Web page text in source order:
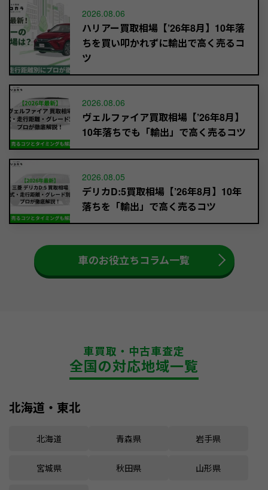
2026.08.06
ハリアー買取相場【’26年8月】10年落
ちを買い叩かれずに輸出で高く売るコ
ツ
2026.08.06
ヴェルファイア買取相場【’26年8月】
10年落ちでも「輸出」で高く売るコツ
2026.08.05
デリカD:5買取相場【’26年8月】10年
落ちを「輸出」で高く売るコツ
車のお役立ちコラム一覧
車買取・中古車査定
全国の対応地域一覧
北海道・東北
北海道 青森県 岩手県
宮城県 秋田県 山形県